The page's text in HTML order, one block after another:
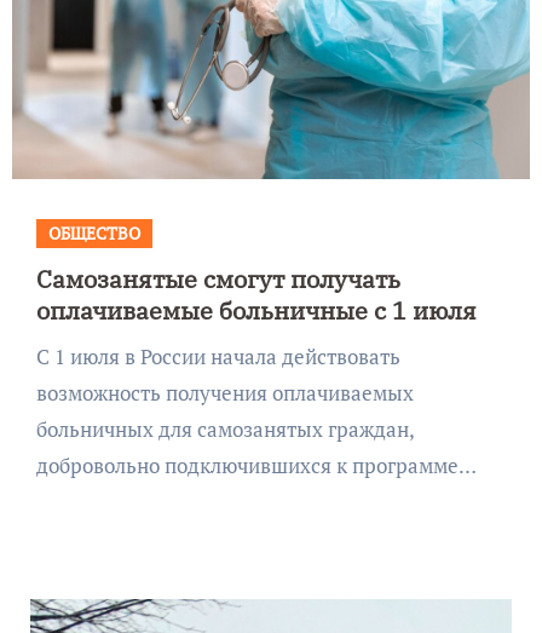
ОБЩЕСТВО
Самозанятые смогут получать
оплачиваемые больничные с 1 июля
С 1 июля в России начала действовать
возможность получения оплачиваемых
больничных для самозанятых граждан,
добровольно подключившихся к программе…